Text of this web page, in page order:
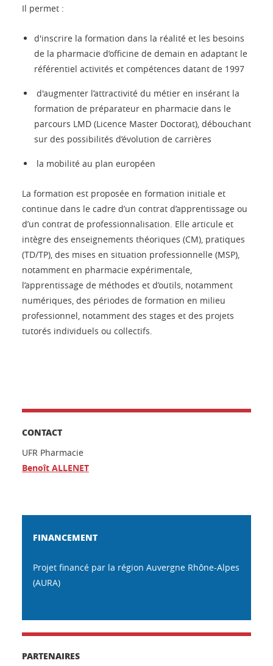
Il permet :
d'inscrire la formation dans la réalité et les besoins
de la pharmacie d’officine de demain en adaptant le
référentiel activités et compétences datant de 1997
d'augmenter l’attractivité du métier en insérant la
formation de préparateur en pharmacie dans le
parcours LMD (Licence Master Doctorat), débouchant
sur des possibilités d’évolution de carrières
la mobilité au plan européen
La formation est proposée en formation initiale et
continue dans le cadre d’un contrat d’apprentissage ou
d’un contrat de professionnalisation. Elle articule et
intègre des enseignements théoriques (CM), pratiques
(TD/TP), des mises en situation professionnelle (MSP),
notamment en pharmacie expérimentale,
l’apprentissage de méthodes et d’outils, notamment
numériques, des périodes de formation en milieu
professionnel, notamment des stages et des projets
tutorés individuels ou collectifs.
CONTACT
UFR Pharmacie
Benoît ALLENET
FINANCEMENT
Projet financé par la région Auvergne Rhône-Alpes
(AURA)
PARTENAIRES